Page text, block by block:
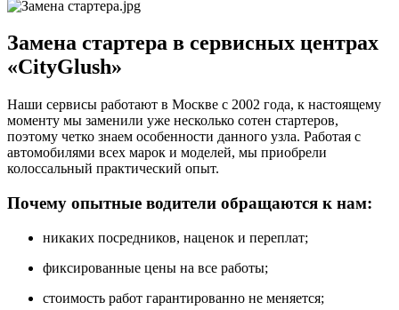
Замена стартера в сервисных центрах
«CityGlush»
Наши сервисы работают в Москве с 2002 года, к настоящему
моменту мы заменили уже несколько сотен стартеров,
поэтому четко знаем особенности данного узла. Работая с
автомобилями всех марок и моделей, мы приобрели
колоссальный практический опыт.
Почему опытные водители обращаются к нам:
никаких посредников, наценок и переплат;
фиксированные цены на все работы;
стоимость работ гарантированно не меняется;